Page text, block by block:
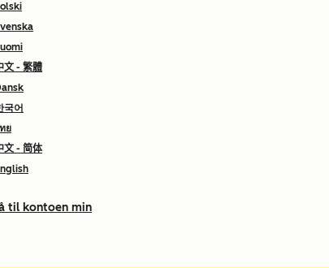
文 - 繁體
국어
ย
文 - 简体
til kontoen min